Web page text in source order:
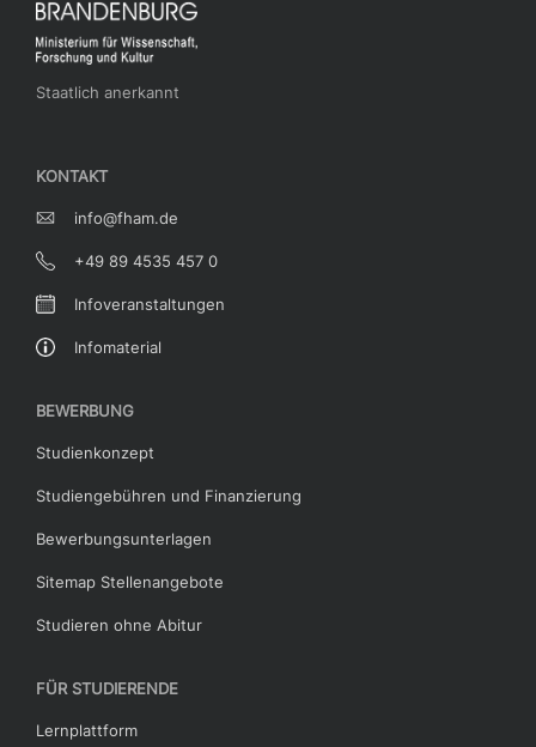
Staatlich anerkannt
KONTAKT
info@fham.de
+49 89 4535 457 0
Infoveranstaltungen
Infomaterial
BEWERBUNG
Studienkonzept
Studiengebühren und Finanzierung
Bewerbungsunterlagen
Sitemap Stellenangebote
Studieren ohne Abitur
FÜR STUDIERENDE
Lernplattform